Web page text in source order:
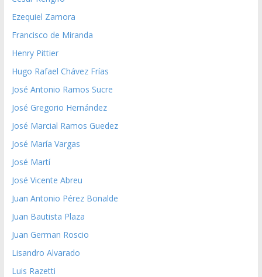
Ezequiel Zamora
Francisco de Miranda
Henry Pittier
Hugo Rafael Chávez Frías
José Antonio Ramos Sucre
José Gregorio Hernández
José Marcial Ramos Guedez
José María Vargas
José Martí
José Vicente Abreu
Juan Antonio Pérez Bonalde
Juan Bautista Plaza
Juan German Roscio
Lisandro Alvarado
Luis Razetti